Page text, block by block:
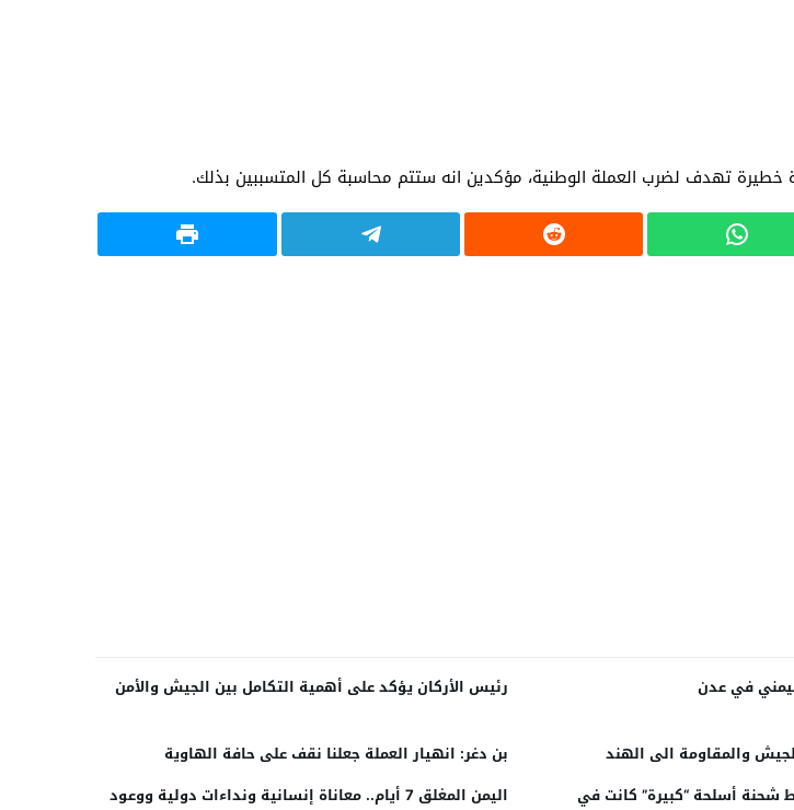
تهدف لضرب العملة الوطنية، مؤكدين انه ستتم محاسبة كل المتسببين بذلك.
في عدن رئيس الأركان يؤكد على أهمية التكامل بين الجيش والأمن
بن دغر: انهيار العملة جعلنا نقف على حافة الهاوية
شحنة أسلحة “كبيرة” كانت في
اليمن المغلق 7 أيام.. معاناة إنسانية ونداءات دولية ووعود